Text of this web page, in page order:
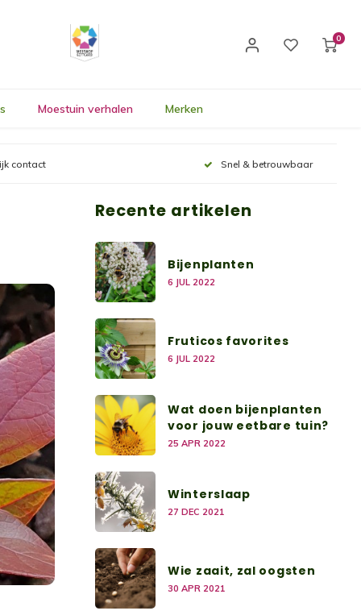
0
Moestuin verhalen Merken
contact Snel & betrouwbaar
Recente artikelen
Bijenplanten
6 JUL 2022
Fruticos favorites
6 JUL 2022
Wat doen bijenplanten
voor jouw eetbare tuin?
25 APR 2022
Winterslaap
27 DEC 2021
Wie zaait, zal oogsten
30 APR 2021